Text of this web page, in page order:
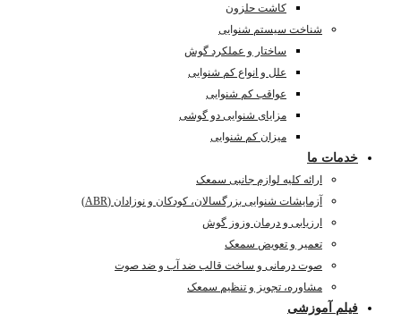
کاشت حلزون
شناخت سیستم شنوایی
ساختار و عملکرد گوش
علل و انواع کم شنوایی
عواقب کم شنوایی
مزایای شنوایی دو گوشی
میزان کم شنوایی
خدمات ما
ارائه کلیه لوازم جانبی سمعک
آزمایشات شنوایی بزرگسالان، کودکان و نوزادان (ABR)
ارزیابی و درمان وزوز گوش
تعمیر و تعویض سمعک
صوت درمانی و ساخت قالب ضد آب و ضد صوت
مشاوره، تجویز و تنظیم سمعک
فیلم آموزشی